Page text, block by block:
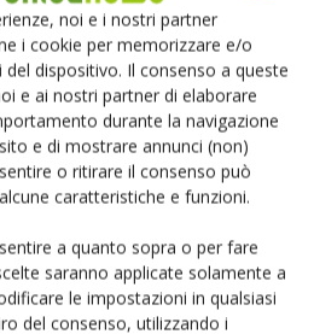
noi e i nostri partner
i cookie per memorizzare e/o
dispositivo. Il consenso a queste
e ai nostri partner di elaborare
durante la navigazione
e di mostrare annunci (non)
o ritirare il consenso può
caratteristiche e funzioni.
a quanto sopra o per fare
saranno applicate solamente a
le impostazioni in qualsiasi
del consenso, utilizzando i
Internet of Things
2017